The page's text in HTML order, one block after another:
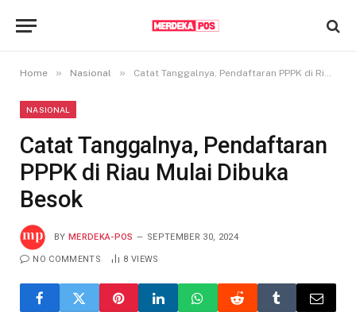
Home » Nasional » Catat Tanggalnya, Pendaftaran PPPK di Riau Mulai Dibuka Besok
NASIONAL
Catat Tanggalnya, Pendaftaran
PPPK di Riau Mulai Dibuka
Besok
BY MERDEKA-POS SEPTEMBER 30, 2024
NO COMMENTS 8 VIEWS